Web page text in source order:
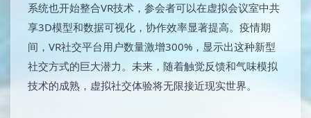
系统也开始整合VR技术，参会者可以在虚拟会议室中共
享3D模型和数据可视化，协作效率显著提高。疫情期
间，VR社交平台用户数量激增300%，显示出这种新型
社交方式的巨大潜力。未来，随着触觉反馈和气味模拟
技术的成熟，虚拟社交体验将无限接近现实世界。